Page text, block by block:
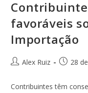
favoráveis
Importação
Alex Ruiz 28
Contribuintes têm